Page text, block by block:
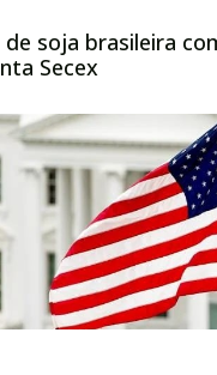
soja brasileira
Secex